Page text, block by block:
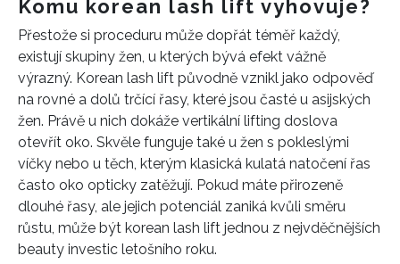
Komu korean lash lift vyhovuje?
Přestože si proceduru může dopřát téměř každý,
existují skupiny žen, u kterých bývá efekt vážně
výrazný. Korean lash lift původně vznikl jako odpověď
na rovné a dolů trčící řasy, které jsou časté u asijských
žen. Právě u nich dokáže vertikální lifting doslova
otevřít oko. Skvěle funguje také u žen s pokleslými
víčky nebo u těch, kterým klasická kulatá natočení řas
často oko opticky zatěžují. Pokud máte přirozeně
dlouhé řasy, ale jejich potenciál zaniká kvůli směru
růstu, může být korean lash lift jednou z nejvděčnějších
beauty investic letošního roku.